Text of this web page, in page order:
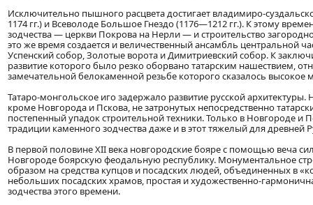
Исключительно пышного расцвета достигает владимиро-
1174 гг.) и Всеволоде Большое Гнездо (1176—1212 гг.). К этому
зодчества — церкви Покрова на Нерли — и строительство
это же время создается и величественный ансамбль центральной
Успенский собор, Золотые ворота и Димитриевский собор. К
развитие которого было резко оборвано татарским нашествием,
замечательной белокаменной резьбе которого сказалось высокое
Татаро-монгольское иго задержало развитие русской
кроме Новгорода и Пскова, не затронутых непосредственно
постепенный упадок строительной техники. Только в Новгороде и
традиции каменного зодчества даже и в этот тяжелый для древней
В первой половине XII века новгородские бояре с помощью веча
Новгороде боярскую феодальную республику. Монументальное
образом на средства купцов и посадских людей, объединенных в
небольших посадских храмов, простая и художественно-
зодчества этого времени.